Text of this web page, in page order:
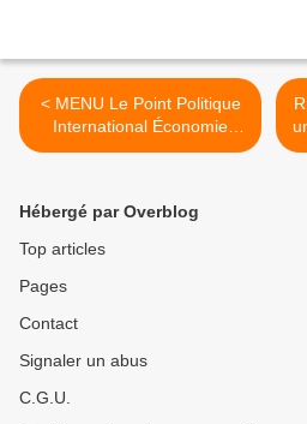
< MENU Le Point Politique
International Économie
Tech & Net Culture Débats
Abonnés Actualité Société «
Voyez-vous les Français
meurtres à caractère
Hébergé par Overblog
Top articles
Pages
Contact
Signaler un abus
C.G.U.